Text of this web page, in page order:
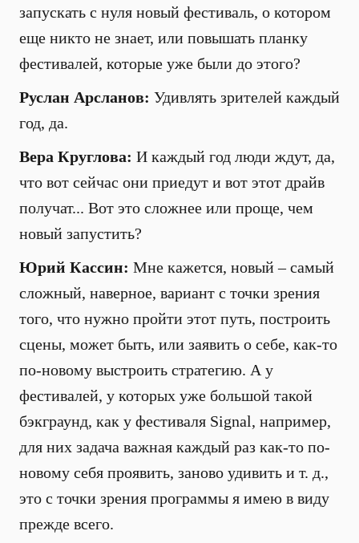
запускать с нуля новый фестиваль, о котором
еще никто не знает, или повышать планку
фестивалей, которые уже были до этого?
Руслан Арсланов: Удивлять зрителей каждый
год, да.
Вера Круглова: И каждый год люди ждут, да,
что вот сейчас они приедут и вот этот драйв
получат... Вот это сложнее или проще, чем
новый запустить?
Юрий Кассин: Мне кажется, новый – самый
сложный, наверное, вариант с точки зрения
того, что нужно пройти этот путь, построить
сцены, может быть, или заявить о себе, как-то
по-новому выстроить стратегию. А у
фестивалей, у которых уже большой такой
бэкграунд, как у фестиваля Signal, например,
для них задача важная каждый раз как-то по-
новому себя проявить, заново удивить и т. д.,
это с точки зрения программы я имею в виду
прежде всего.